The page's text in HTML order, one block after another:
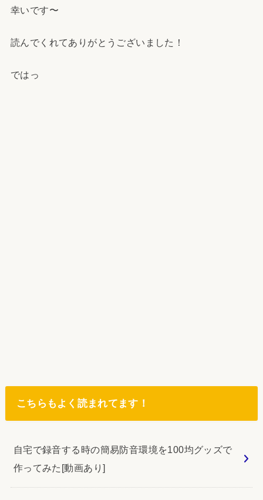
幸いです〜
読んでくれてありがとうございました！
ではっ
こちらもよく読まれてます！
自宅で録音する時の簡易防音環境を100均グッズで
作ってみた[動画あり]